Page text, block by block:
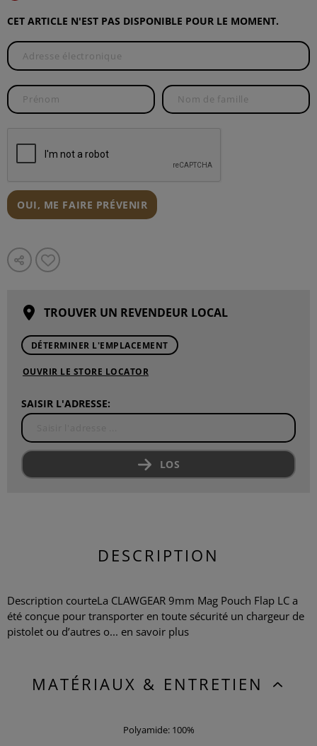
CET ARTICLE N'EST PAS DISPONIBLE POUR LE MOMENT.
OUI, ME FAIRE PRÉVENIR
TROUVER UN REVENDEUR LOCAL
DÉTERMINER L'EMPLACEMENT
OUVRIR LE STORE LOCATOR
SAISIR L'ADRESSE:
LOS
DESCRIPTION
Description courteLa CLAWGEAR 9mm Mag Pouch Flap LC a
été conçue pour transporter en toute sécurité un chargeur de
pistolet ou d’autres o... en savoir plus
MATÉRIAUX & ENTRETIEN
Polyamide: 100%